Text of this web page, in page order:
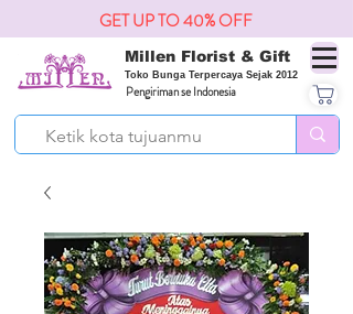
Millen Florist & Gift
Toko Bunga Terpercaya Sejak 2012
Pengiriman se Indonesia
GET UP TO 40% OFF